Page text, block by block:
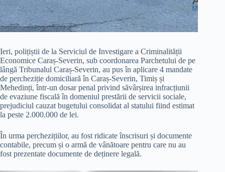
Ieri, polițiștii de la Serviciul de Investigare a Criminalității
Economice Caraș-Severin, sub coordonarea Parchetului de pe
lângă Tribunalul Caraș-Severin, au pus în aplicare 4 mandate
de percheziție domiciliară în Caraș-Severin, Timiș și
Mehedinți, într-un dosar penal privind săvârșirea infracțiunii
de evaziune fiscală în domeniul prestării de servicii sociale,
prejudiciul cauzat bugetului consolidat al statului fiind estimat
la peste 2.000.000 de lei.
În urma perchezițiilor, au fost ridicate înscrisuri și documente
contabile, precum și o armă de vânătoare pentru care nu au
fost prezentate documente de deținere legală.